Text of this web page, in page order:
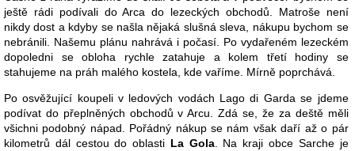
ještě rádi podívali do Arca do lezeckých obchodů. Matroše není
nikdy dost a kdyby se našla nějaká slušná sleva, nákupu bychom se
nebránili. Našemu plánu nahrává i počasí. Po vydařeném lezeckém
dopoledni se obloha rychle zatahuje a kolem třetí hodiny se
stahujeme na práh malého kostela, kde vaříme. Mírně poprchává.
Po osvěžující koupeli v ledových vodách Lago di Garda se jdeme
podívat do přeplněných obchodů v Arcu. Zdá se, že za deště měli
všichni podobný nápad. Pořádný nákup se nám však daří až o pár
kilometrů dál cestou do oblasti La Gola. Na kraji obce Sarche je